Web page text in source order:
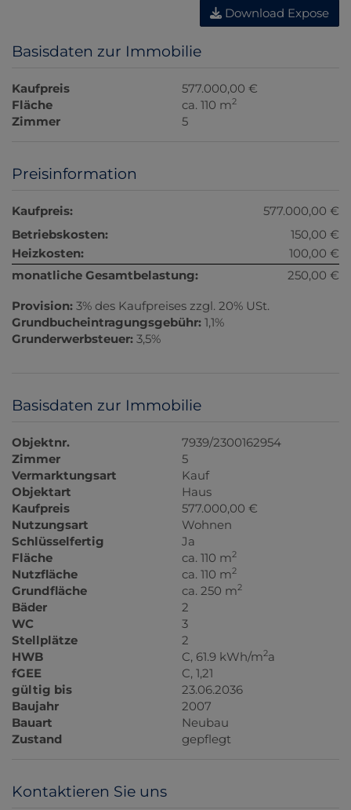
Download Expose
Basisdaten zur Immobilie
Kaufpreis
577.000,00 €
Fläche
ca. 110 m2
Zimmer 5
Preisinformation
Kaufpreis:
577.000,00 €
Betriebskosten:
150,00 €
Heizkosten:
100,00 €
monatliche Gesamtbelastung:
250,00 €
Provision: 3% des Kaufpreises zzgl. 20% USt.
Grundbucheintragungsgebühr: 1,1%
Grunderwerbsteuer: 3,5%
Basisdaten zur Immobilie
Objektnr.
7939/2300162954
Zimmer
5
Vermarktungsart
Kauf
Objektart
Haus
Kaufpreis
577.000,00 €
Nutzungsart
Wohnen
Schlüsselfertig
Ja
Fläche
ca. 110 m2
Nutzfläche ca. 110 m2
Grundfläche ca. 250 m2
Bäder
2
WC
3
Stellplätze
2
HWB
C, 61.9 kWh/m2a
fGEE
C, 1,21
gültig bis
23.06.2036
Baujahr
2007
Bauart
Neubau
Zustand
gepflegt
Kontaktieren Sie uns